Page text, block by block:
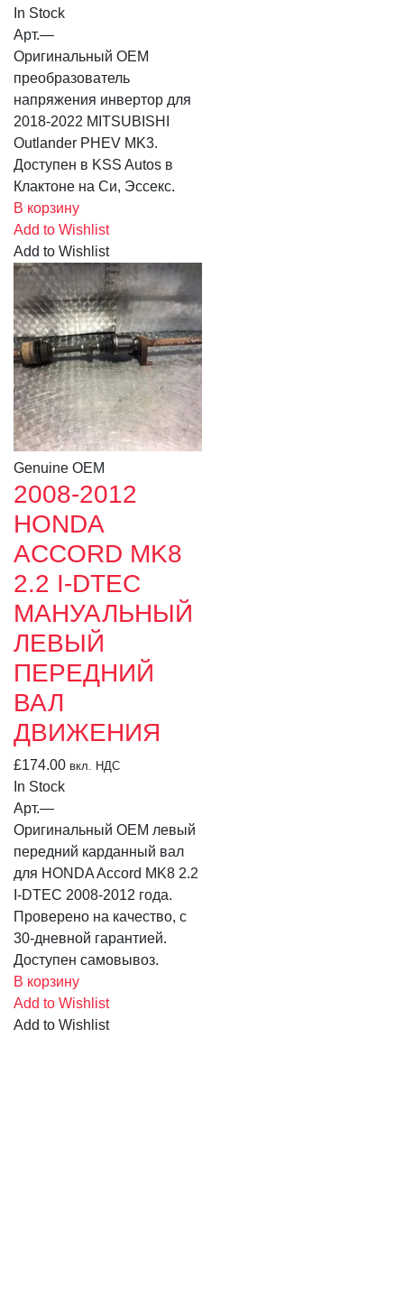
In Stock
Арт.—
Оригинальный OEM
преобразователь
напряжения инвертор для
2018-2022 MITSUBISHI
Outlander PHEV MK3.
Доступен в KSS Autos в
Клактоне на Си, Эссекс.
В корзину
Add to Wishlist
Add to Wishlist
Genuine OEM
2008-2012
HONDA
ACCORD MK8
2.2 I-DTEC
МАНУАЛЬНЫЙ
ЛЕВЫЙ
ПЕРЕДНИЙ
ВАЛ
ДВИЖЕНИЯ
£174.00 вкл. НДС
In Stock
Арт.—
Оригинальный OEM левый
передний карданный вал
для HONDA Accord MK8 2.2
I-DTEC 2008-2012 года.
Проверено на качество, с
30-дневной гарантией.
Доступен самовывоз.
В корзину
Add to Wishlist
Add to Wishlist